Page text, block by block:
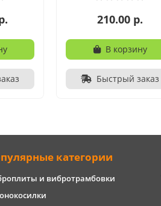
210.00 р.
В корзину
Быстрый заказ
категории
и вибротрамбовки